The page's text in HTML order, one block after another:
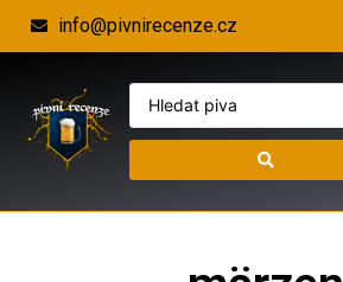
info@pivnirecenze.cz